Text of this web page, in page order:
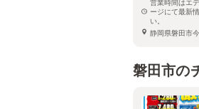
営業時間はエ
ージにて最新
い。
静岡県磐田市
磐田市の